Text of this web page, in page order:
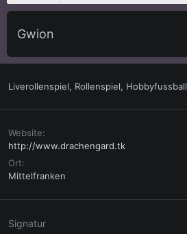
Gwion
Liverollenspiel, Rollenspiel, Hobbyfussball
Website
http://www.drachengard.tk
Ort
Mittelfranken
Signatur